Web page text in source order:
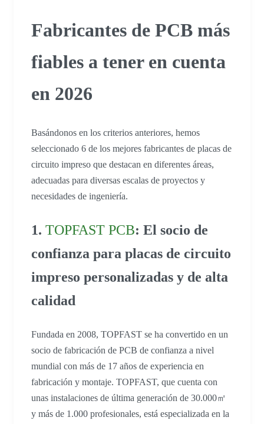
Fabricantes de PCB más
fiables a tener en cuenta
en 2026
Basándonos en los criterios anteriores, hemos
seleccionado 6 de los mejores fabricantes de placas de
circuito impreso que destacan en diferentes áreas,
adecuadas para diversas escalas de proyectos y
necesidades de ingeniería.
1. TOPFAST PCB: El socio de
confianza para placas de circuito
impreso personalizadas y de alta
calidad
Fundada en 2008, TOPFAST se ha convertido en un
socio de fabricación de PCB de confianza a nivel
mundial con más de 17 años de experiencia en
fabricación y montaje. TOPFAST, que cuenta con
unas instalaciones de última generación de 30.000㎡
y más de 1.000 profesionales, está especializada en la